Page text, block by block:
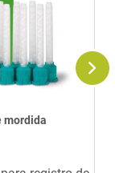
mordida